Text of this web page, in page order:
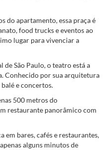
do apartamento, essa praça é
food trucks e eventos ao
lugar para vivenciar a
São Paulo, o teatro está a
Conhecido por sua arquitetura
e concertos.
500 metros do
restaurante panorâmico com
em bares, cafés e restaurantes,
alguns minutos de